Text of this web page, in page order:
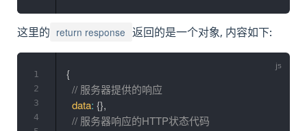
这里的 return response 返回的是一个对象, 内容如下:
{
// 服务器提供的响应
data: {},
// 服务器响应的HTTP状态代码
1
2
3
4